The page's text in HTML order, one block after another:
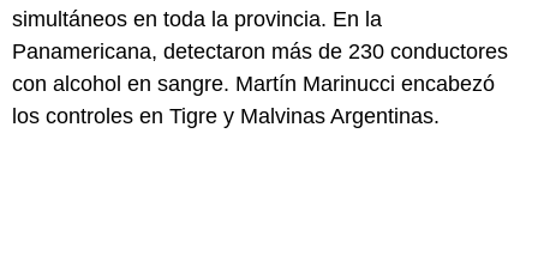
simultáneos en toda la provincia. En la
Panamericana, detectaron más de 230 conductores
con alcohol en sangre. Martín Marinucci encabezó
los controles en Tigre y Malvinas Argentinas.